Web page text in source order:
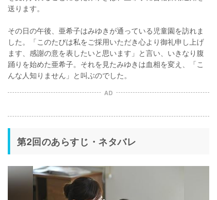
送ります。
その日の午後、亜希子はみゆきが通っている児童園を訪れま
した。「このたびは私をご採用いただき心より御礼申し上げ
ます、感謝の意を表したいと思います」と言い、いきなり腹
踊りを始めた亜希子。それを見たみゆきは血相を変え、「こ
んな人知りません」と叫ぶのでした。
AD
第2回のあらすじ・ネタバレ